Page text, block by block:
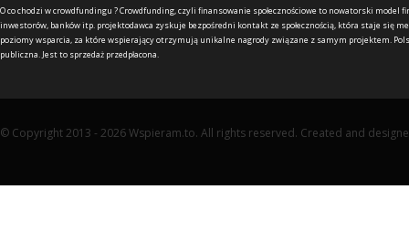
O co chodzi w crowdfundingu ?Crowdfunding, czyli finansowanie społecznościowe to nowatorski model
inwestorów, banków itp. projektodawca zyskuje bezpośredni kontakt ze społecznością, która staje się
poziomy wsparcia, za które wspierający otrzymują unikalne nagrody związane z samym projektem.
publiczna. Jest to sprzedaż przedpłacona.
© Copyright 2013 - 2026 Wspieram.to. All rights reserved. Created and